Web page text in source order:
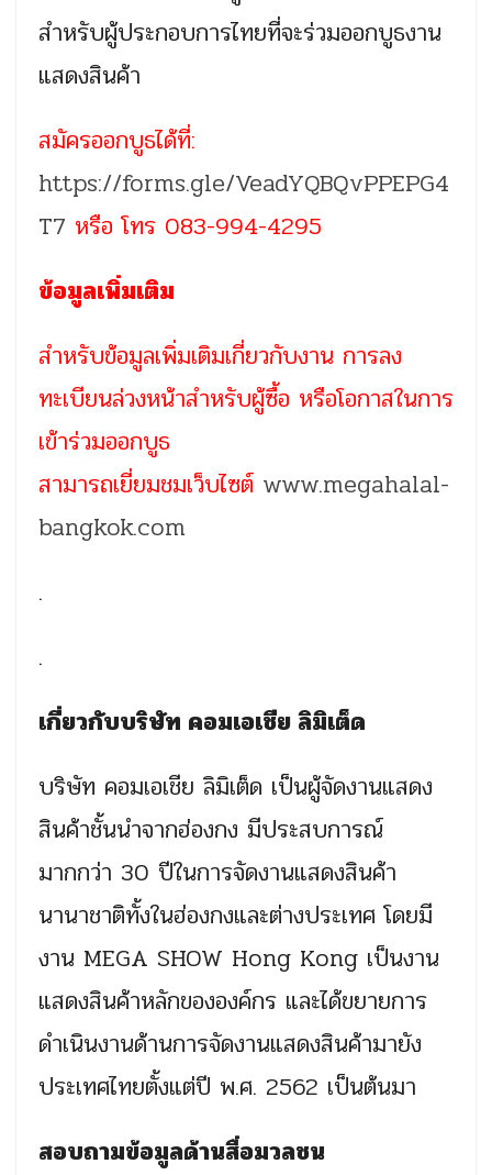
สำหรับผู้ประกอบการไทยที่จะร่วมออกบูธงาน
แสดงสินค้า
สมัครออกบูธได้ที่:
https://forms.gle/VeadYQBQvPPEPG4
T7 หรือ โทร 083-994-4295
ข้อมูลเพิ่มเติม
สำหรับข้อมูลเพิ่มเติมเกี่ยวกับงาน การลง
ทะเบียนล่วงหน้าสำหรับผู้ซื้อ หรือโอกาสในการ
เข้าร่วมออกบูธ
สามารถเยี่ยมชมเว็บไซต์ www.megahalal-
bangkok.com
.
.
เกี่ยวกับบริษัท คอมเอเชีย ลิมิเต็ด
บริษัท คอมเอเชีย ลิมิเต็ด เป็นผู้จัดงานแสดง
สินค้าชั้นนำจากฮ่องกง มีประสบการณ์
มากกว่า 30 ปีในการจัดงานแสดงสินค้า
นานาชาติทั้งในฮ่องกงและต่างประเทศ โดยมี
งาน MEGA SHOW Hong Kong เป็นงาน
แสดงสินค้าหลักขององค์กร และได้ขยายการ
ดำเนินงานด้านการจัดงานแสดงสินค้ามายัง
ประเทศไทยตั้งแต่ปี พ.ศ. 2562 เป็นต้นมา
สอบถามข้อมูลด้านสื่อมวลชน